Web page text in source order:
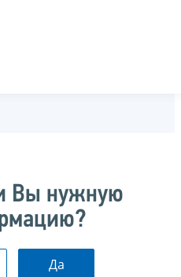
Вы нужную
Да